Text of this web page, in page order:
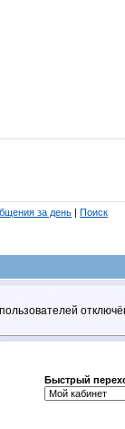
за день | Поиск
Быстрый